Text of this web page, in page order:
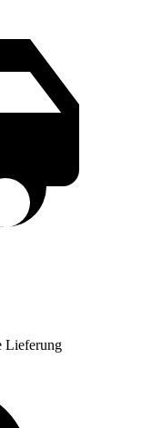
Lieferung